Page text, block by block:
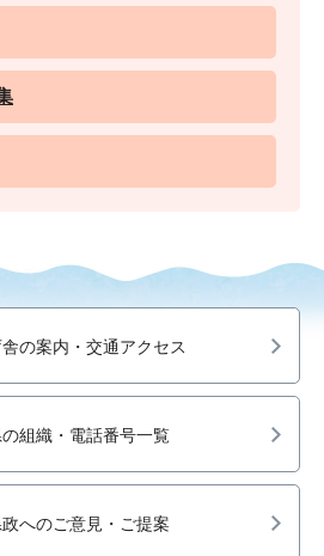
の案内・交通アクセス
の組織・電話番号一覧
政へのご意見・ご提案